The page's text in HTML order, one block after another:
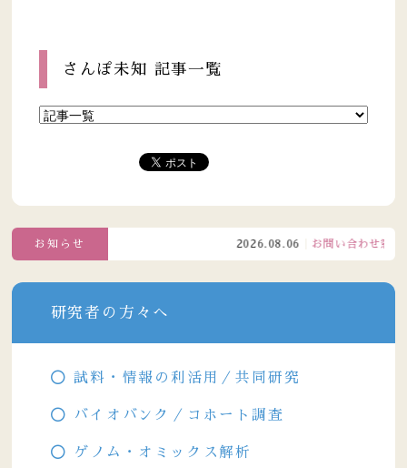
さんぽ未知 記事一覧
お知らせ 2026.08.06 お問い合わせ窓
研究者の方々へ
試料・情報の利活用／共同研究
バイオバンク／コホート調査
ゲノム・オミックス解析